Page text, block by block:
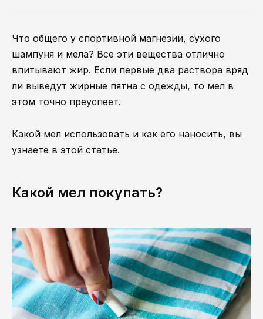
Что общего у спортивной магнезии, сухого
шампуня и мела? Все эти вещества отлично
впитывают жир. Если первые два раствора вряд
ли выведут жирные пятна с одежды, то мел в
этом точно преуспеет.
Какой мел использовать и как его наносить, вы
узнаете в этой статье.
Какой мел покупать?